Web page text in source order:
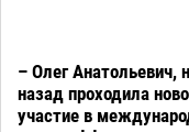
– Олег Анатольевич,
назад проходила
участие в